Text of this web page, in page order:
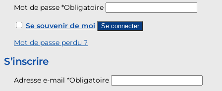
Mot de passe *Obligatoire
Se souvenir de moi Se connecter
Mot de passe perdu ?
S’inscrire
Adresse e-mail *Obligatoire